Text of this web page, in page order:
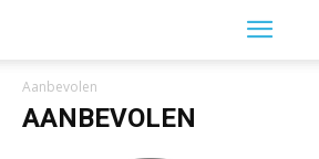
Aanbevolen
AANBEVOLEN